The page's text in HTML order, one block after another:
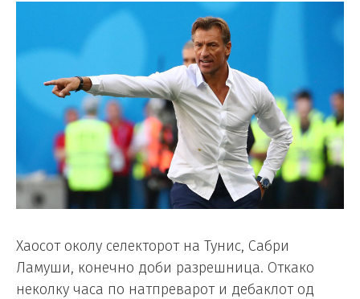
Хаосот околу селекторот на Тунис, Сабри
Ламуши, конечно доби разрешница. Откако
неколку часа по натпреварот и дебаклот од